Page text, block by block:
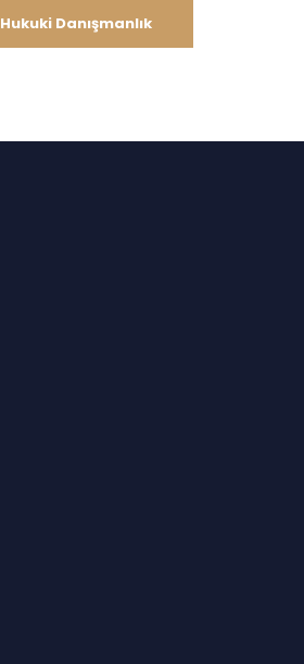
Hukuki Danışmanlık